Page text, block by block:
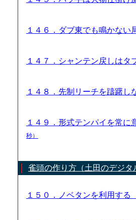
１４６．ダブ東でも鳴かな
１４７．シャンテン戻しは
１４８．先制リーチを躊躇
１４９．形式テンパイを常
秒）
雀頭の作り方（土田のデジタ
１５０．ノベタンを利用する